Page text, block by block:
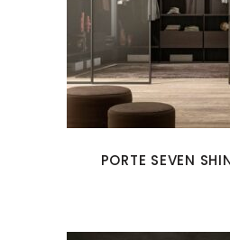
PORTE SEVEN